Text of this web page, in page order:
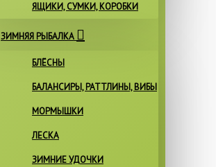
ЯЩИКИ, СУМКИ, КОРОБКИ
ЗИМНЯЯ РЫБАЛКА
БЛЁСНЫ
БАЛАНСИРЫ, РАТТЛИНЫ, ВИБЫ
МОРМЫШКИ
ЛЕСКА
ЗИМНИЕ УДОЧКИ